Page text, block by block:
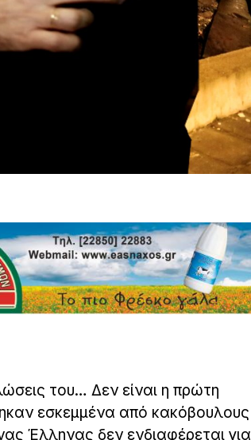
του… Δεν είναι η πρώτη
εσκεμμένα από κακόβουλους
Έλληνας δεν ενδιαφέρεται για